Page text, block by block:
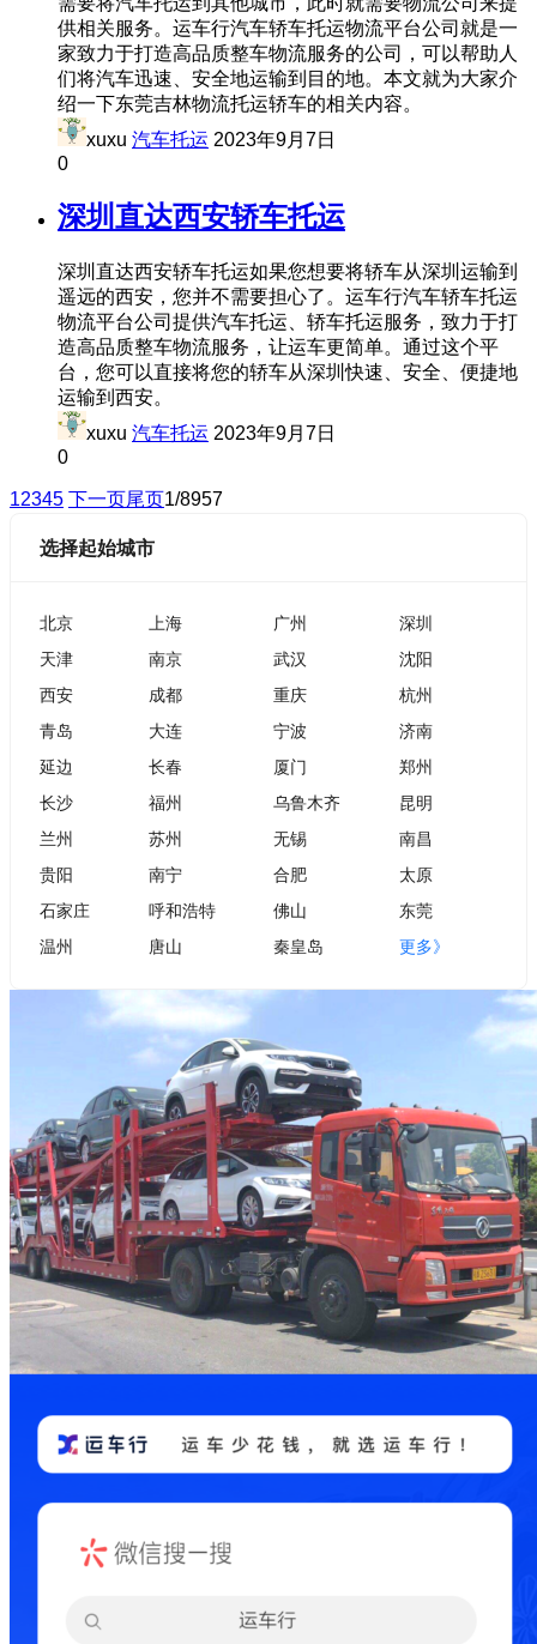
供相关服务。运车行汽车轿车托运物流平台公司就是一
家致力于打造高品质整车物流服务的公司，可以帮助人
们将汽车迅速、安全地运输到目的地。本文就为大家介
绍一下东莞吉林物流托运轿车的相关内容。
xuxu 汽车托运 2023年9月7日
0
深圳直达西安轿车托运
深圳直达西安轿车托运如果您想要将轿车从深圳运输到
遥远的西安，您并不需要担心了。运车行汽车轿车托运
物流平台公司提供汽车托运、轿车托运服务，致力于打
造高品质整车物流服务，让运车更简单。通过这个平
台，您可以直接将您的轿车从深圳快速、安全、便捷地
运输到西安。
xuxu 汽车托运 2023年9月7日
0
12345 下一页尾页1/8957
选择起始城市
北京 上海 广州
深圳
天津
南京 武汉
沈阳
西安
成都 重庆
杭州
青岛
大连 宁波
济南
延边
长春 厦门
郑州
长沙
福州 乌鲁木齐
昆明
兰州
苏州 无锡
南昌
贵阳
南宁 合肥
太原
石家庄
呼和浩特 佛山
东莞
温州
唐山 秦皇岛 更多》